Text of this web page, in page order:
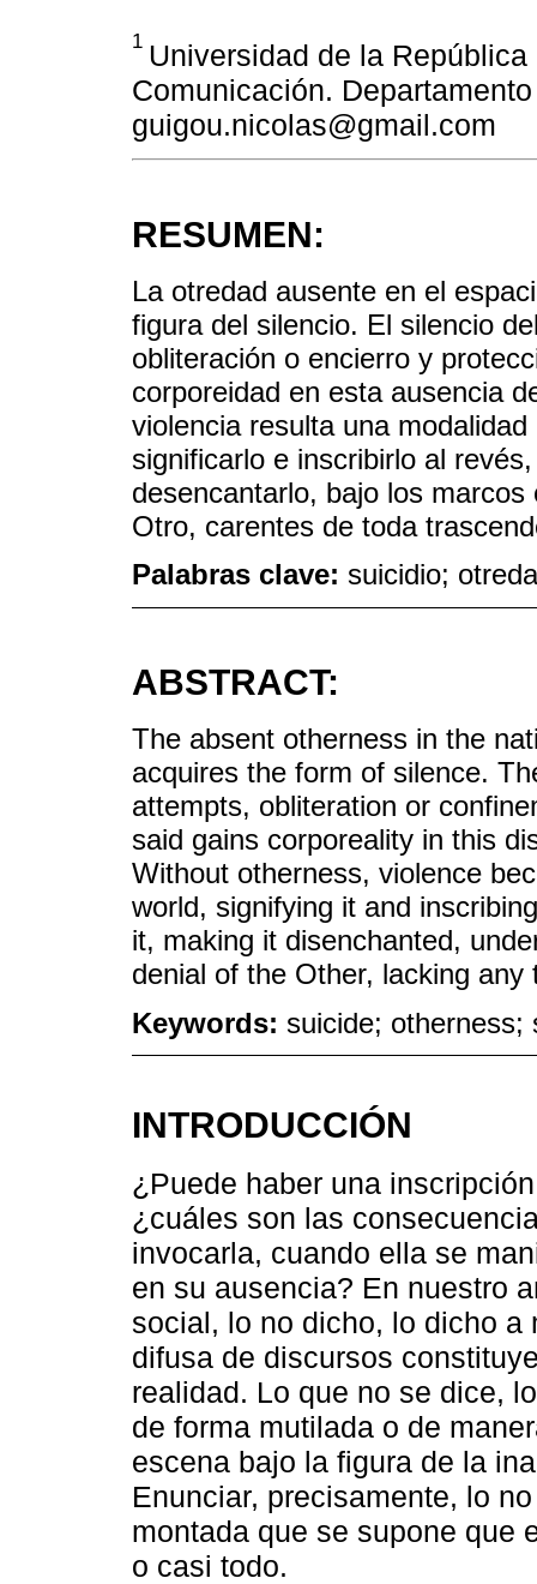
1 Universidad de la
Comunicación.
guigou.nicolas@gmail.com
RESUMEN:
La otredad ausente en el
figura del silencio. El silencio
obliteración o encierro y
corporeidad en esta ausencia
violencia resulta una
significarlo e inscribirlo al
desencantarlo, bajo los
Otro, carentes de toda
Palabras clave: suicidio;
ABSTRACT:
The absent otherness in the
acquires the form of silence.
attempts, obliteration or
said gains corporeality in this
Without otherness, violence
world, signifying it and
it, making it disenchanted,
denial of the Other, lacking any
Keywords: suicide; otherness;
INTRODUCCIÓN
¿Puede haber una
¿cuáles son las
invocarla, cuando ella se
en su ausencia? En nuestro
social, lo no dicho, lo dicho
difusa de discursos
realidad. Lo que no se dice,
de forma mutilada o de
escena bajo la figura de la
Enunciar, precisamente, lo
montada que se supone que
o casi todo.